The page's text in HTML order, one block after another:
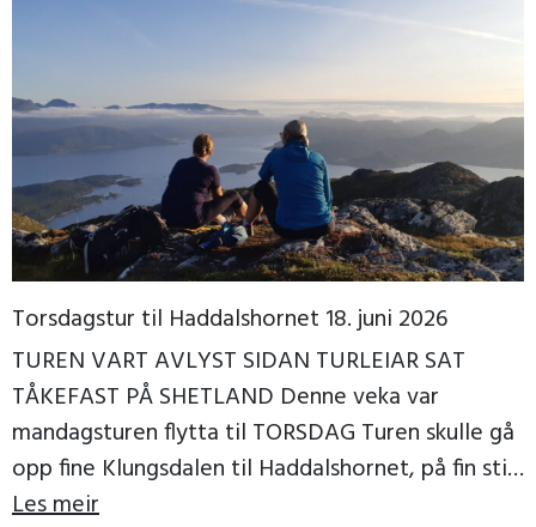
Torsdagstur til Haddalshornet 18. juni 2026
TUREN VART AVLYST SIDAN TURLEIAR SAT
TÅKEFAST PÅ SHETLAND Denne veka var
mandagsturen flytta til TORSDAG Turen skulle gå
opp fine Klungsdalen til Haddalshornet, på fin sti
til topps, der […]
Les meir